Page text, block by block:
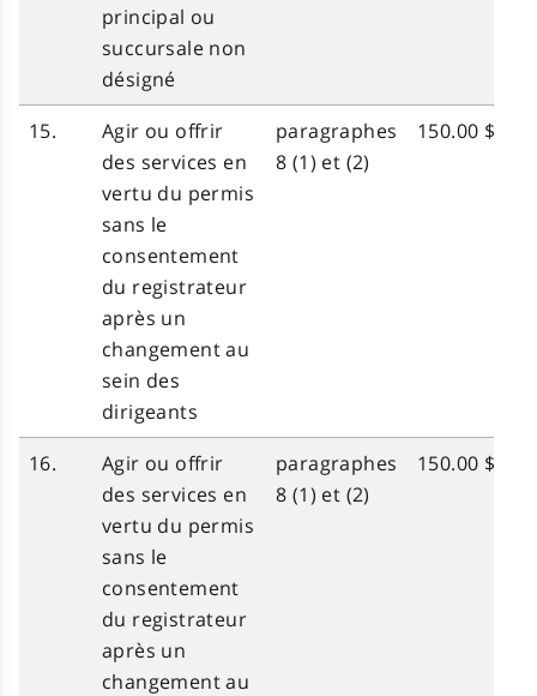
principal ou
succursale non
désigné
15.
Agir ou offrir
des services en
vertu du permis
sans le
consentement
du registrateur
après un
changement au
sein des
dirigeants
paragraphes
8 (1) et (2)
150.00 $
16.
Agir ou offrir
des services en
vertu du permis
sans le
consentement
du registrateur
après un
changement au
paragraphes
8 (1) et (2)
150.00 $